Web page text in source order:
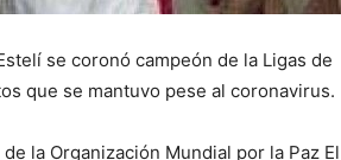
se coronó campeón de la Ligas de
que se mantuvo pese al coronavirus.
la Organización Mundial por la Paz El